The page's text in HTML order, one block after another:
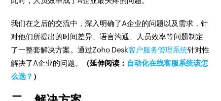
我们在之后的交流中，深入明确了A企业的问题以及需求，针
对他们所提出的时间差异、语言沟通、人员效率等问题制定
了一整套解决方案。通过Zoho Desk客户服务管理系统针对性
解决了A企业的问题。
（延伸阅读： 自动化在线客服系统该怎
么选？ ）